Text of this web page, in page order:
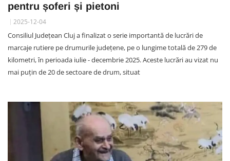
pentru șoferi și pietoni
2025-12-04
Consiliul Județean Cluj a finalizat o serie importantă de lucrări de
marcaje rutiere pe drumurile județene, pe o lungime totală de 279 de
kilometri, în perioada iulie - decembrie 2025. Aceste lucrări au vizat nu
mai puțin de 20 de sectoare de drum, situat